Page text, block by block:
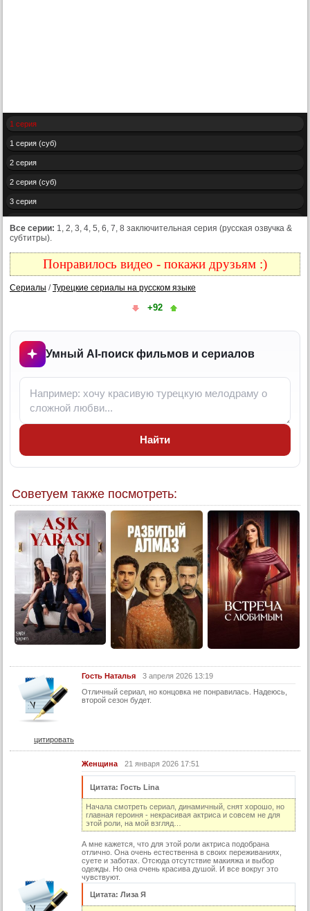
1 серия
1 серия (суб)
2 серия
2 серия (суб)
3 серия
4 серия
4 серия (суб)
5 серия
6 серия (суб)
7 серия
7 серия (суб)
8 серия
8 серия (суб)
Все серии: 1, 2, 3, 4, 5, 6, 7, 8 заключительная серия (русская озвучка &
субтитры).
Понравилось видео - покажи друзьям :)
Сериалы /Турецкие сериалы на русском языке
+92
Умный AI-поиск фильмов и сериалов
Найти
Советуем также посмотреть:
Гость Наталья
3 апреля 2026 13:19
Отличный сериал, но концовка не понравилась. Надеюсь,
второй сезон будет.
цитировать
Женщина 21 января 2026 17:51
Цитата: Гость Lina
Начала смотреть сериал, динамичный, снят хорошо, но
главная героиня - некрасивая актриса и совсем не для
этой роли, на мой взгляд…
А мне кажется, что для этой роли актриса подобрана
отлично. Она очень естественна в своих переживаниях,
суете и заботах. Отсюда отсутствие макияжа и выбор
одежды. Но она очень красива душой. И все вокруг это
чувствуют.
Цитата: Лиза Я